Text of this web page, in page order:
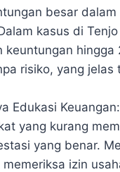
besar dalam
kasus di
keuntungan hingga
risiko, yang jelas
Edukasi
yang kurang
yang benar.
izin